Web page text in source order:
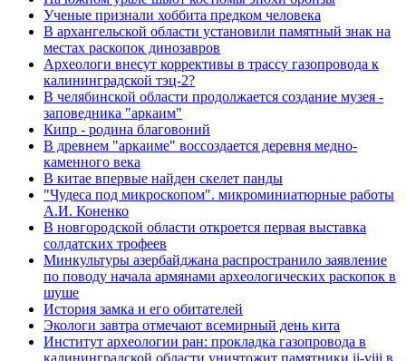
Ученые признали хоббита предком человека
В архангельской области установили памятный знак на
местах раскопок динозавров
Археологи внесут коррективы в трассу газопровода к
калининградской тэц-2?
В челябинской области продолжается создание музея -
заповедника "аркаим"
Кипр - родина благовоний
В древнем "аркаиме" воссоздается деревня медно-
каменного века
В китае впервые найден скелет панды
"Чудеса под микроскопом". микроминиатюрные работы
А.И. Коненко
В новгородской области откроется первая выставка
солдатских трофеев
Минкультуры азеpбайджана распространило заявление
по поводу начала аpмянами археологических раскопок в
шуше
История замка и его обитателей
Экологи завтра отмечают всемирный день кита
Институт археологии ран: прокладка газопровода в
калининградской области уничтожит памятники ii-viii в